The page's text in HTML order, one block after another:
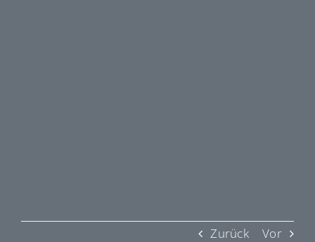
Zurück Vor